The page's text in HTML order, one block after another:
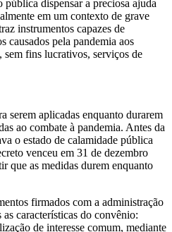
dispensar a preciosa ajuda
em um contexto de grave
instrumentos capazes de
causados pela pandemia aos
sem fins lucrativos, serviços de
serem aplicadas enquanto durarem
ao combate à pandemia. Antes da
o estado de calamidade pública
venceu em 31 de dezembro
que as medidas durem enquanto
firmados com a administração
características do convênio:
de interesse comum, mediante